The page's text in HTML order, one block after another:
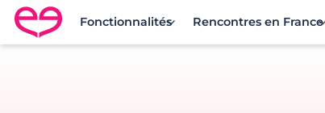
Rencontre en France avec Meetic
Fonctionnalités Rencontres en France